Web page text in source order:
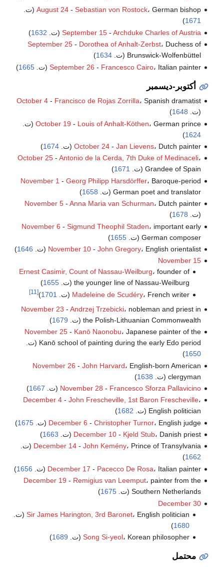
August 24- Sebastian von Rostock، German bishop (ت.
1671
)
September 15- Archduke Charles of Austria (ت. 1632
)
September 25- Dorothea of Anhalt-Zerbst، Duchess of
Brunswick-Wolfenbüttel (ت.
1634
)
September 26 - Francesco Cairo، Italian painter (ت. 1665
)
أكتوبر-ديسمبر
October 4- Francisco de Rojas Zorrilla، Spanish dramatist
(ت. 1648
)
October 19 - Louis of Anhalt-Köthen، German prince (ت.
1624
)
October 24- Jan Lievens، Dutch painter (ت. 1674
)
October 25- Antonio de la Cerda, 7th Duke of Medinaceli،
Grandee of Spain (ت.
1671
)
November 1 - Georg Philipp Harsdörffer، Baroque-period
German poet and translator (ت.
1658
)
November 5- Anna Maria van Schurman، Dutch painter
(ت. 1678
)
November 6 - Sigmund Theophil Staden، important early
German composer (ت.
1655
)
November 10- John Gregory، English orientalist (ت. 1646
)
November 15
Ernest Casimir, Count of Nassau-Weilburg، founder of
the younger line of Nassau-Weilburg (ت.
1655
)
Madeleine de Scudéry، French writer (ت. 1701
)
[11]
November 23 - Andrzej Trzebicki، nobleman and priest in
the Polish-Lithuanian Commonwealth (ت.
1679
)
November 25- Kanō Naonobu، Japanese painter of the
Kanō school of painting during the early Edo period (ت.
1650
)
November 26 - John Harvard، English-born American
clergyman (ت.
1638
)
November 28 - Francesco Sforza Pallavicino (ت. 1667
)
December 4- John Frescheville, 1st Baron Frescheville،
English politician (ت.
1682
)
December 6 - Christopher Turnor، English judge (ت. 1675
)
December 10- Kjeld Stub، Danish priest (ت. 1663
)
December 14- John Kemény، Prince of Transylvania (ت.
1662
)
December 17 - Pacecco De Rosa، Italian painter (ت. 1656
)
December 19 - Remigius van Leemput، painter from the
Southern Netherlands (ت.
1675
)
December 30
Sir James Harington, 3rd Baronet، English politician (ت.
1680
)
Song Si-yeol، Korean philosopher (ت. 1689
)
محتمل